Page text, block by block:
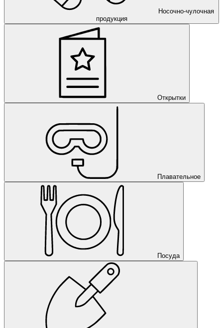
Носочно-чулочная
продукция
Открытки
Плавательное
Посуда